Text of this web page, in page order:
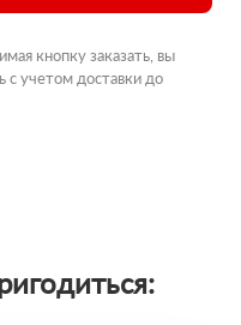
кнопку заказать, вы
с учетом доставки до